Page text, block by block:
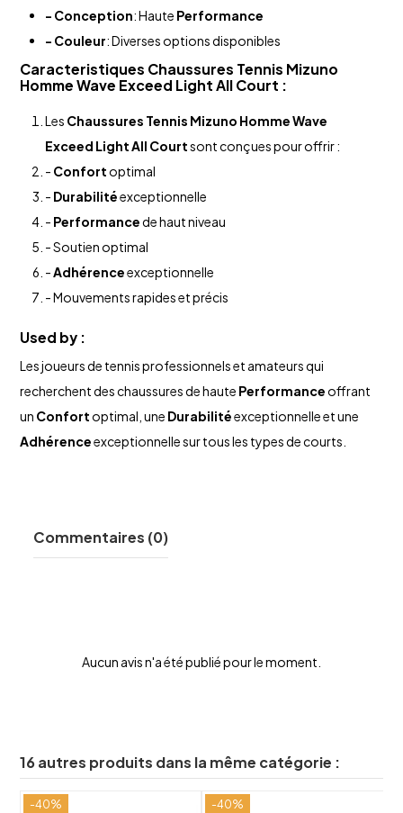
- Conception: Haute Performance
- Couleur: Diverses options disponibles
Caracteristiques Chaussures Tennis Mizuno
Homme Wave Exceed Light All Court :
Les Chaussures Tennis Mizuno HommeWave
Exceed Light All Courtsont conçues pour offrir :
- Confortoptimal
- Durabilitéexceptionnelle
- Performancede haut niveau
- Soutien optimal
-Adhérenceexceptionnelle
- Mouvements rapides et précis
Used by :
Les joueurs de tennis professionnels et amateurs qui
recherchent des chaussures de haute Performanceoffrant
un Confortoptimal, une Durabilitéexceptionnelle et une
Adhérenceexceptionnelle sur tous les types de courts.
Commentaires (0)
Aucun avis n'a été publié pour le moment.
16 autres produits dans la même catégorie :
-40% -40%